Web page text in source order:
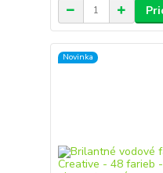
Novinka